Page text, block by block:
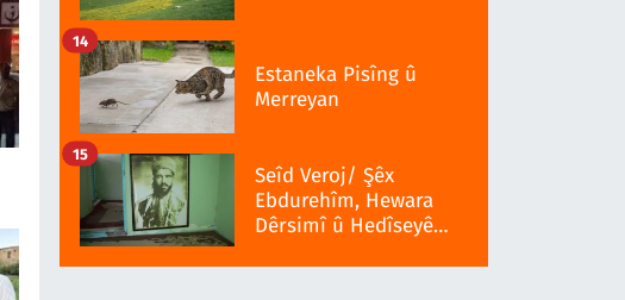
Estaneka Pisîng û
Merreyan
14
Seîd Veroj/ Şêx
Ebdurehîm, Hewara
Dêrsimî û Hedîseyê
15